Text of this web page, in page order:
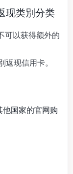
现类別分类
可以获得额外的
返现信用卡。
他国家的官网购